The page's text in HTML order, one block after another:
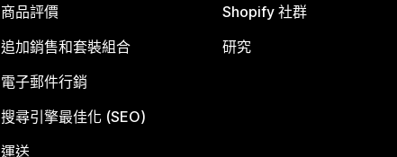
商品評價
追加銷售和套裝組合
電子郵件行銷
搜尋引擎最佳化 (SEO)
運送
Shopify 社群
研究